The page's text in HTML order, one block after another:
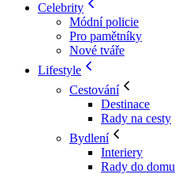
Celebrity
Módní policie
Pro pamětníky
Nové tváře
Lifestyle
Cestování
Destinace
Rady na cesty
Bydlení
Interiery
Rady do domu